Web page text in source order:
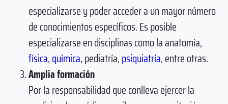
especializarse y poder acceder a un mayor número
de conocimientos específicos. Es posible
especializarse en disciplinas como la anatomía,
física,química, pediatría,psiquiatría, entre otras.
Amplia formación
Por la responsabilidad que conlleva ejercer la